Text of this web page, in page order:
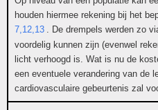
houden hiermee rekening bij het
7,12,13 . De drempels werden zo
voordelig kunnen zijn (evenwel
licht verhoogd is. Wat is nu de
een eventuele verandering van de
cardiovasculaire gebeurtenis zal